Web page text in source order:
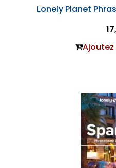
Lonely Planet